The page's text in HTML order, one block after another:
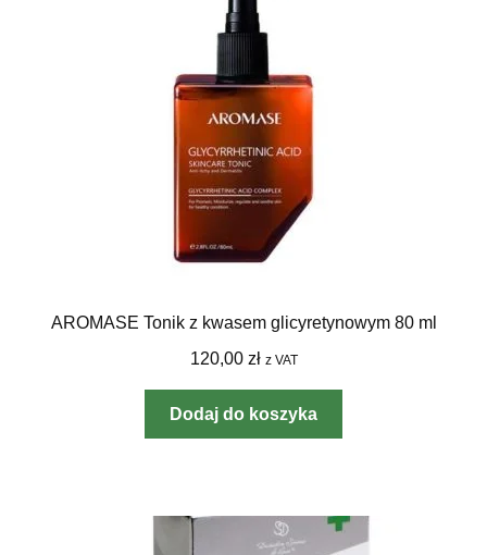
AROMASE Tonik z kwasem glicyretynowym 80 ml
120,00 zł z VAT
Dodaj do koszyka